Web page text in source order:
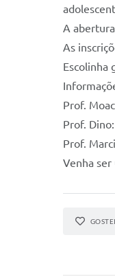
A
As
Escolinha
Prof.
Prof.
Prof.
Venha
GOSTEI